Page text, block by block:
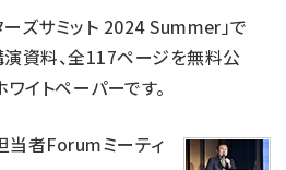
ーズサミット 2024 Summer」で
資料、全117ページを無料公
イトペーパーです。
当者Forumミーティ